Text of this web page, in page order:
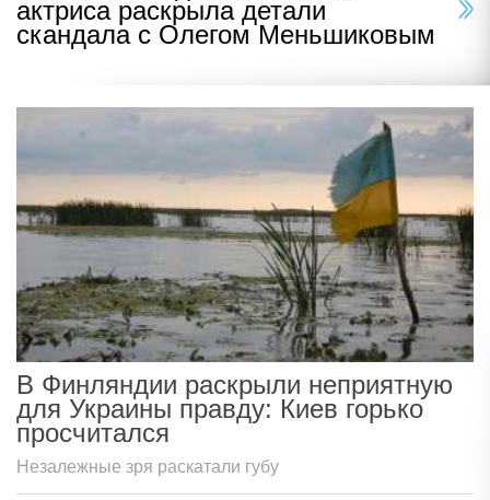
актриса раскрыла детали
скандала с Олегом Меньшиковым
В Финляндии раскрыли неприятную
для Украины правду: Киев горько
просчитался
Незалежные зря раскатали губу